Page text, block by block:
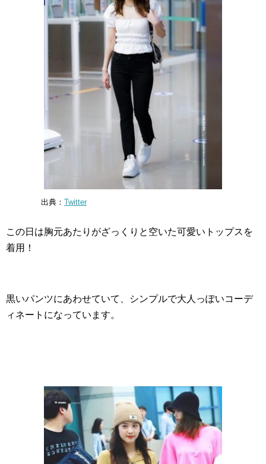
出典： Twitter
この日は胸元あたりがざっくりと空いた可愛いトップスを
着用！
黒いパンツにあわせていて、シンプルで大人っぽいコーデ
ィネートになっています。